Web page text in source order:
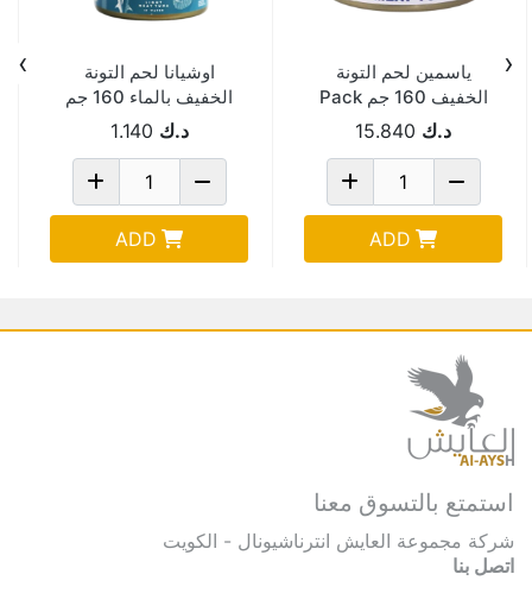
ياسمين لحم التونة
الخفيف 160 جم Pack
Of 48 د.ك 15.840
ADD
اوشيانا لحم التونة
الخفيف بالماء 160 جم
3 حبة
د.ك 1.140
ADD
‹
›
استمتع بالتسوق معنا
شركة مجموعة العايش انترناشيونال - الكويت
اتصل بنا